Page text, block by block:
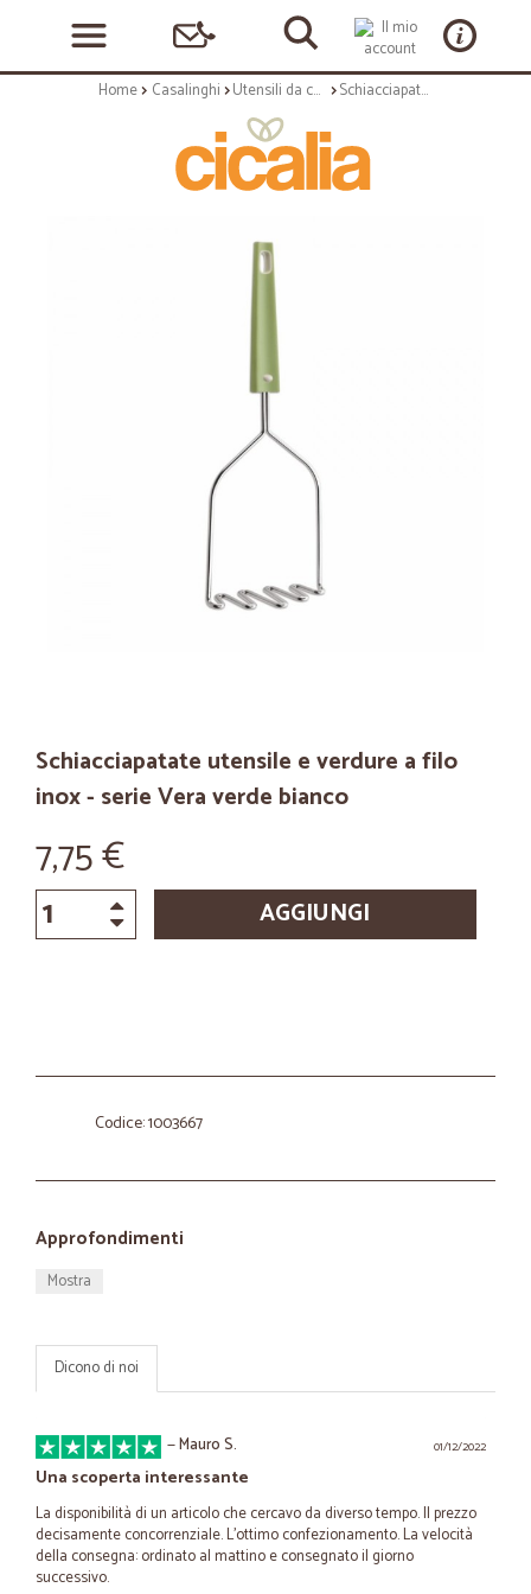
Home Casalinghi Utensili da cucina Schiacciapatate utensile e verdure a filo inox - serie Vera verde bianco
Schiacciapatate utensile e verdure a filo
inox - serie Vera verde bianco
7,75 €
AGGIUNGI
Codice: 1003667
Approfondimenti
Mostra
Dicono di noi
01/12/2022
—Mauro S.
Una scoperta interessante
La disponibilità di un articolo che cercavo da diverso tempo. Il prezzo
decisamente concorrenziale. L'ottimo confezionamento. La velocità
della consegna: ordinato al mattino e consegnato il giorno
successivo.